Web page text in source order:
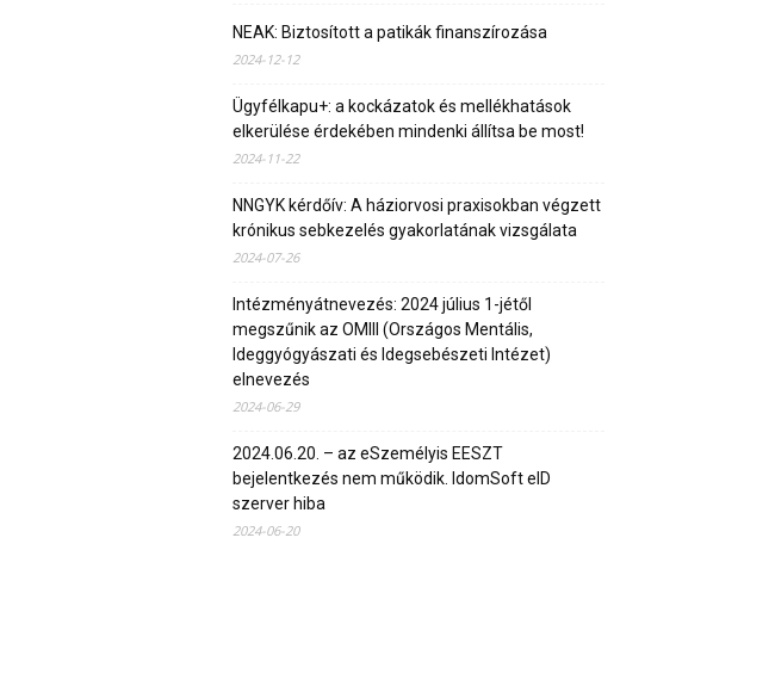
NEAK: Biztosított a patikák finanszírozása
2024-12-12
Ügyfélkapu+: a kockázatok és mellékhatások
elkerülése érdekében mindenki állítsa be most!
2024-11-22
NNGYK kérdőív: A háziorvosi praxisokban végzett
krónikus sebkezelés gyakorlatának vizsgálata
2024-07-26
Intézményátnevezés: 2024 július 1-jétől
megszűnik az OMIII (Országos Mentális,
Ideggyógyászati és Idegsebészeti Intézet)
elnevezés
2024-06-29
2024.06.20. – az eSzemélyis EESZT
bejelentkezés nem működik. IdomSoft eID
szerver hiba
2024-06-20